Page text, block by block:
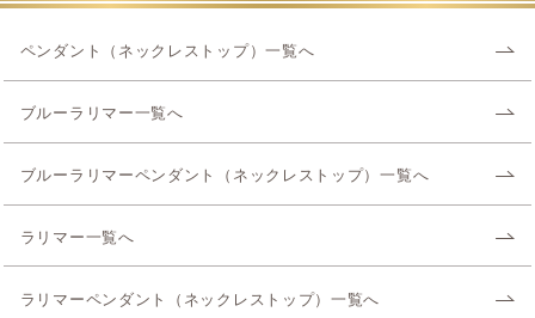
ペンダント（ネックレストップ）一覧へ
ブルーラリマー一覧へ
ブルーラリマーペンダント（ネックレストップ）一覧へ
ラリマー一覧へ
ラリマーペンダント（ネックレストップ）一覧へ